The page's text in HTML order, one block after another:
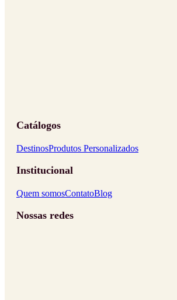
Catálogos
DestinosProdutos Personalizados
Institucional
Quem somosContatoBlog
Nossas redes